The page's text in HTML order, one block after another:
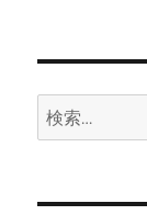
検
索: